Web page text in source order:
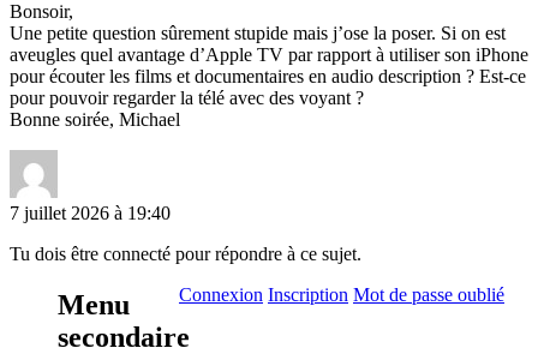
Bonsoir,
Une petite question sûrement stupide mais j’ose la poser. Si on est
aveugles quel avantage d’Apple TV par rapport à utiliser son iPhone
pour écouter les films et documentaires en audio description ? Est-ce
pour pouvoir regarder la télé avec des voyant ?
Bonne soirée, Michael
7 juillet 2026 à 19:40
Tu dois être connecté pour répondre à ce sujet.
Connexion Inscription Mot de passe oublié
Menu
secondaire